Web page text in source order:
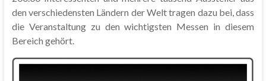
den verschiedensten Ländern der Welt tragen dazu bei, dass
die Veranstaltung zu den wichtigsten Messen in diesem
Bereich gehört.